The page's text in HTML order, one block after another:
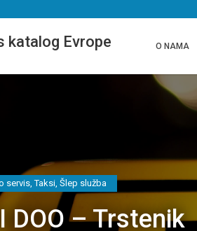
katalog Evrope O NAMA
servis, Taksi, Šlep služba
DOO – Trstenik